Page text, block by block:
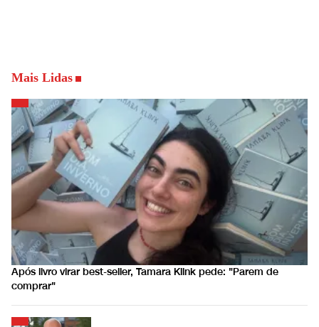
Mais Lidas
Após livro virar best-seller, Tamara Klink pede: "Parem de
comprar"